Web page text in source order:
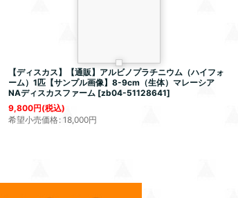
【ディスカス】【通販】アルビノプラチニウム（ハイフォ
ーム）1匹【サンプル画像】8-9cm（生体）マレーシア
NAディスカスファーム [zb04-51128641]
9,800円(税込)
希望小売価格: 18,000円